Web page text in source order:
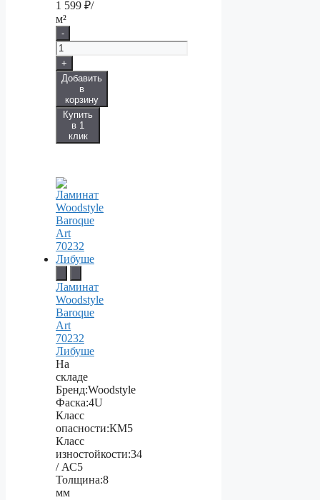
1 599 ₽/
м²
-
+
Добавить
в
корзину
Купить
в 1
клик
Ламинат
Woodstyle
Baroque
Art
70232
Либуше
На
складе
Бренд:Woodstyle
Фаска:4U
Класс
опасности:КМ5
Класс
изностойкости:34
/ АС5
Толщина:8
мм